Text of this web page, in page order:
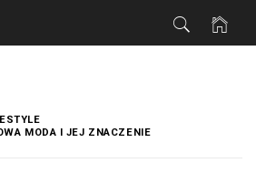
MODA I JEJ ZNACZENIE